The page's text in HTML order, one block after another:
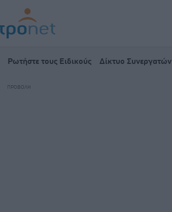
Ρωτήστε τους Ειδικούς Δίκτυο Συνεργατών